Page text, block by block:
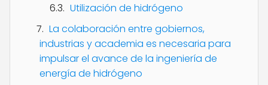
Utilización de hidrógeno
La colaboración entre gobiernos,
industrias y academia es necesaria para
impulsar el avance de la ingeniería de
energía de hidrógeno